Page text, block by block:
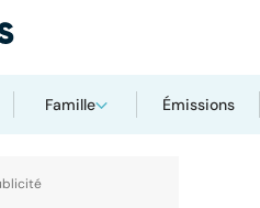
Famille Émissions